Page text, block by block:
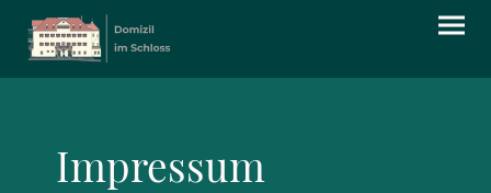
Impressum